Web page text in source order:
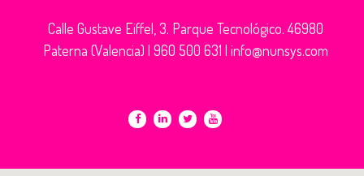
Calle Gustave Eiffel, 3. Parque Tecnológico. 46980
Paterna (Valencia) | 960 500 631 | info@nunsys.com